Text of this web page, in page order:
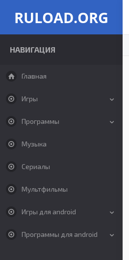
RULOAD.ORG
НАВИГАЦИЯ
Главная
Игры
Программы
Музыка
Сериалы
Мультфильмы
Игры для android
Программы для android